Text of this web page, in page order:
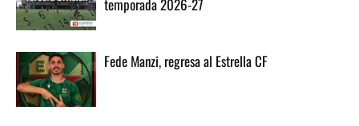
temporada 2026-27
Fede Manzi, regresa al Estrella CF